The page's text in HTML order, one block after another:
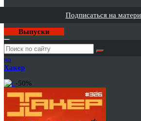
Подписаться на
Выпуски
Годовая
подписка
на
Хакер
-50%